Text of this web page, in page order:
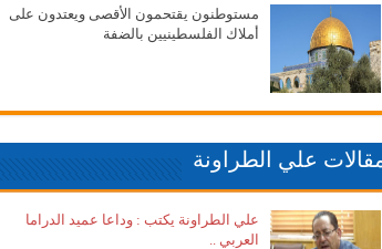
مستوطنون يقتحمون الأقصى ويعتدون على
أملاك الفلسطينيين بالضفة
علي الطراونة
علي الطراونة يكتب : وداعا عميد الدراما
العربي ..